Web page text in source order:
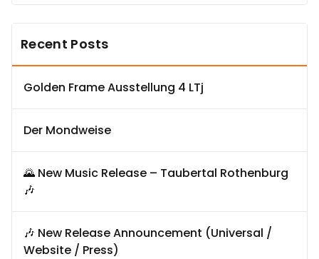
Recent Posts
Golden Frame Ausstellung 4 LTj
Der Mondweise
🌄 New Music Release – Taubertal Rothenburg
🎶
🎶 New Release Announcement (Universal /
Website / Press)